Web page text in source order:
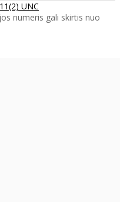
UNC
numeris gali skirtis nuo